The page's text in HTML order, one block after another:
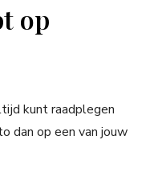
op
kunt raadplegen
dan op een van jouw